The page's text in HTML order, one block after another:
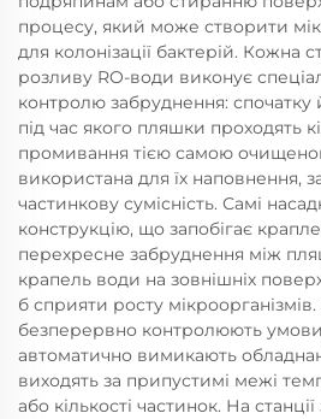
процесу, який може створити
для колонізації бактерій. Кожна
розливу RO-води виконує
контролю забруднення:
під час якого пляшки проходять
промивання тією самою
використана для їх наповнення,
частинкову сумісність. Самі
конструкцію, що запобігає
перехресне забруднення між
крапель води на зовнішніх
б сприяти росту
безперервно контролюють
автоматично вимикають
виходять за припустимі межі
або кількості частинок. На